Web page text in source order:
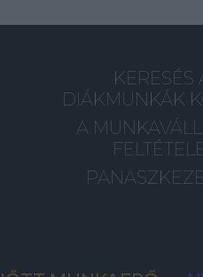
KERESÉS
DIÁKMUNKÁK
A